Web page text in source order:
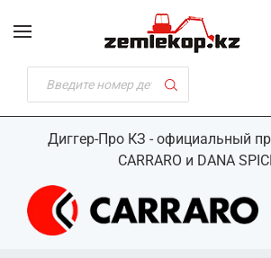
Диггер-Про КЗ - официальный
CARRARO и DANA